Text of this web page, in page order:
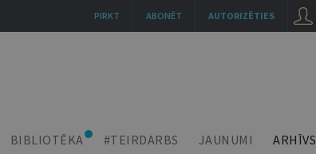
BIBLIOTĒKA #TEIRDARBS JAUNUMI ARHĪVS
AUTORIZĒTIES
ABONĒT
PIRKT